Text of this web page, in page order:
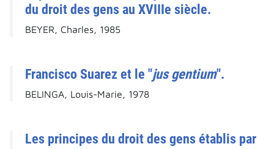
du droit des gens au XVIIIe siècle.
BEYER, Charles, 1985
Francisco Suarez et le "jus gentium".
BELINGA, Louis-Marie, 1978
Les principes du droit des gens établis par